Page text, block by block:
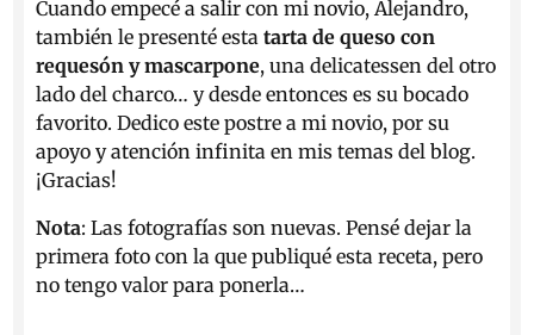
Cuando empecé a salir con mi novio, Alejandro,
también le presenté estatarta de queso con
requesón y mascarpone, una delicatessen del otro
lado del charco… y desde entonces es su bocado
favorito. Dedico este postre a mi novio, por su
apoyo y atención infinita en mis temas del blog.
¡Gracias!
Nota: Las fotografías son nuevas. Pensé dejar la
primera foto con la que publiqué esta receta, pero
no tengo valor para ponerla…